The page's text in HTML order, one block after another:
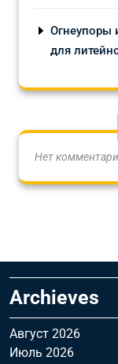
Огнеупоры
для
Нет
Archieves
Август 2026
Июль 2026